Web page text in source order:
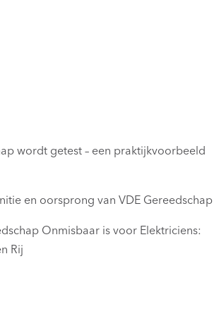
wordt getest – een praktijkvoorbeeld
en oorsprong van VDE Gereedschap
Onmisbaar is voor Elektriciens:
Rij